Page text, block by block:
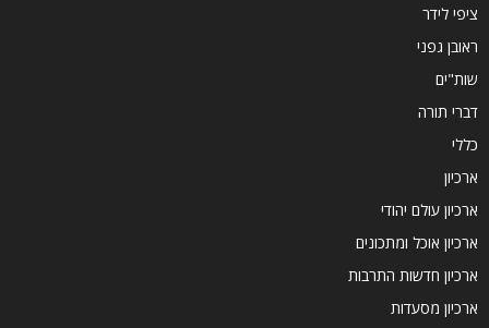
ציפי לידר
ראובן גפני
שות"ים
דברי תורה
כללי
ארכיון
ארכיון עולם יהודי
ארכיון אוכל ומתכונים
ארכיון חדשות התרבות
ארכיון מסעדות